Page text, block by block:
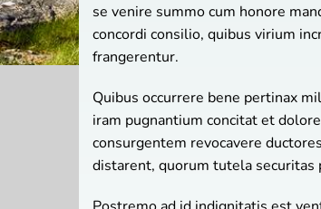
se venire summo cum honore
concordi consilio, quibus virium
frangerentur.
Quibus occurrere bene pertinax
iram pugnantium concitat et
consurgentem revocavere
distarent, quorum tutela